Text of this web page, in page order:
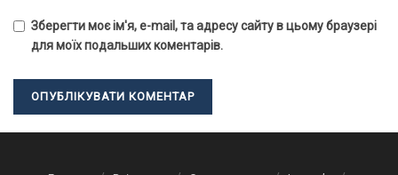
Зберегти моє ім'я, e-mail, та адресу сайту в цьому браузері
для моїх подальших коментарів.